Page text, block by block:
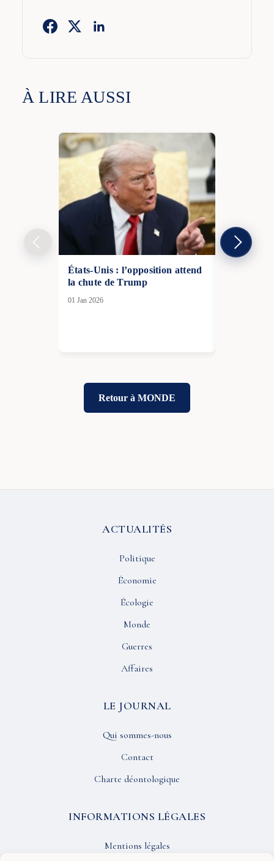
À LIRE AUSSI
États-Unis : l’opposition attend
la chute de Trump
01 Jan 2026
Retour à MONDE
ACTUALITÉS
Politique
Économie
Écologie
Monde
Guerres
Affaires
LE JOURNAL
Qui sommes-nous
Contact
Charte déontologique
INFORMATIONS LÉGALES
Mentions légales